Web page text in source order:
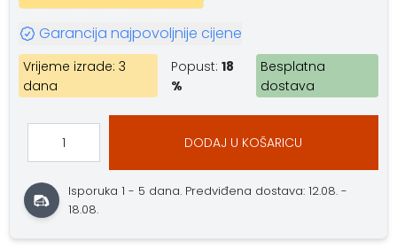
Garancija najpovoljnije cijene
Vrijeme izrade: 3
dana
Popust:18
%
Besplatna
dostava
DODAJ U KOŠARICU
Isporuka 1 - 5 dana. Predviđena dostava: 12.08. -
18.08.